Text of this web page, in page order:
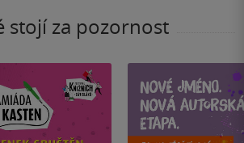
stojí za pozornost